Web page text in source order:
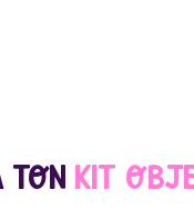
KIT